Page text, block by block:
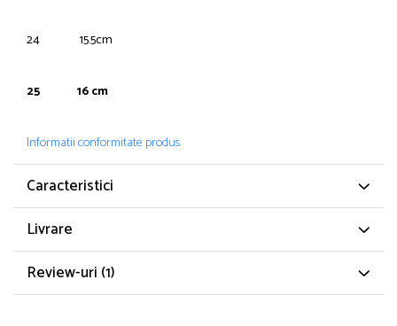
24 15.5cm
25 16 cm
Informatii conformitate produs
Caracteristici
Livrare
Review-uri (1)